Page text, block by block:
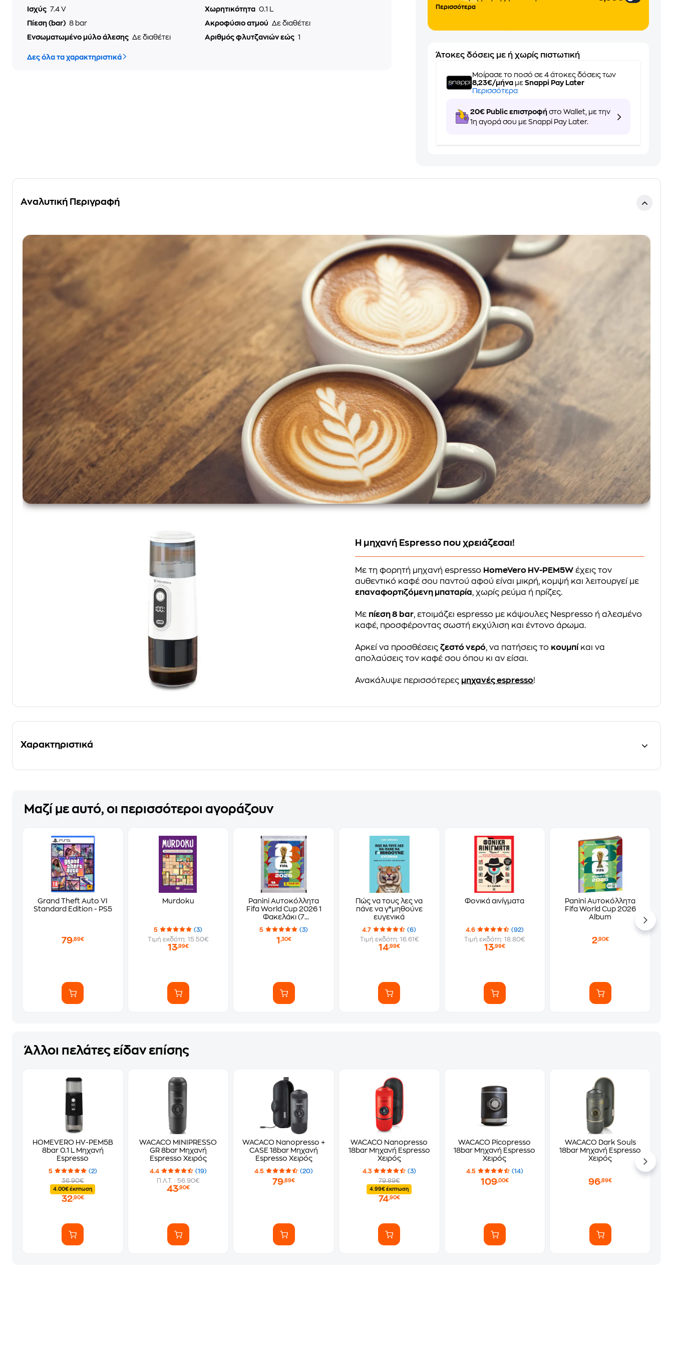
Ισχύς 7.4 V Χωρητικότητα 0.1 L
Πίεση (bar) 8 bar Ακροφύσιο ατμού Δε διαθέτει
Ενσωματωμένο μύλο άλεσης Δε διαθέτει Αριθμός φλυτζανιών εώς 1
Δες όλα τα χαρακτηριστικά
Περισσότερα
Άτοκες δόσεις με ή χωρίς πιστωτική
Μοίρασε το ποσό σε 4 άτοκες δόσεις των
8,23€/μήνα μεSnappi Pay Later
Περισσότερα
20€ Public επιστροφή στο Wallet, με την
1η αγορά σου με Snappi Pay Later.
Αναλυτική Περιγραφή
Η μηχανή Espresso που χρειάζεσαι!
Με τη φορητή μηχανή espresso HomeVero HV-PEM5W έχεις τον
αυθεντικό καφέ σου παντού αφού είναι μικρή, κομψή και λειτουργεί με
επαναφορτιζόμενη μπαταρία, χωρίς ρεύμα ή πρίζες.
Με πίεση 8 bar, ετοιμάζει espresso με κάψουλες Nespresso ή αλεσμένο
καφέ, προσφέροντας σωστή εκχύλιση και έντονο άρωμα.
Αρκεί να προσθέσειςζεστό νερό, να πατήσεις το κουμπί και να
απολαύσεις τον καφέ σου όπου κι αν είσαι.
Ανακάλυψε περισσότερες μηχανές espresso!
Χαρακτηριστικά
Μαζί με αυτό, οι περισσότεροι αγοράζουν
Grand Theft Auto VI
Standard Edition - PS5
79,89€
Murdoku
5
(3)
Τιμή εκδότη: 15.50€
13,99€
Panini Αυτοκόλλητα
Fifa World Cup 2026 1
Φακελάκι (7
Αυτοκόλλητα)
5 (3)
1 ,30€
Πώς να τους λες να
πάνε να γ*μηθούνε
ευγενικά
4.7
(6)
Τιμή εκδότη: 16.61€
14,99€
Φονικά αινίγματα
4.6
(92)
Τιμή εκδότη: 18.80€
13,99€
Panini Αυτοκόλλητα
Fifa World Cup 2026
Album
2,90€
Άλλοι πελάτες είδαν επίσης
HOMEVERO HV-PEM5B
8bar 0.1 L Μηχανή
Espresso
5
(2)
36.90€
4.00€ έκπτωση
32,90€
WACACO MINIPRESSO
GR 8bar Μηχανή
Espresso Χειρός
4.4
(19)
Π.Λ.Τ. : 56.90€
43,90€
WACACO Nanopresso +
CASE 18bar Mηχανή
Espresso Χειρός
4.5 (20)
79,89€
WACACO Nanopresso
18bar Mηχανή Espresso
Χειρός
4.3
(3)
79.89€
4.99€ έκπτωση
74,90€
WACACO Picopresso
18bar Μηχανή Espresso
Χειρός
4.5 (14)
109,00€
WACACO Dark Souls
18bar Μηχανή Espresso
Χειρός
96,89€